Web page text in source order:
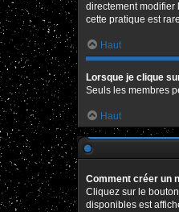
directement modifier
cette pratique est
Haut
Lorsque je clique
Seuls les membres
Haut
Comment créer un
Cliquez sur le
disponibles est